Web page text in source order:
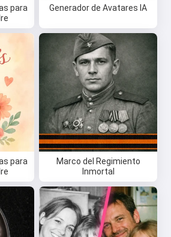
para
Generador de Avatares IA
para
Marco del Regimiento
Inmortal